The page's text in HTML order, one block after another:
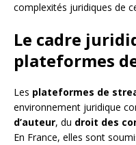
complexités juridiques de
Le cadre
plateformes
Les plateformes de
environnement juridique
d’auteur, du droit des
En France, elles sont